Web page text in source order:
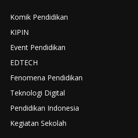
Komik Pendidikan
KIPIN
Event Pendidikan
EDTECH
Fenomena Pendidikan
Teknologi Digital
Pendidikan Indonesia
Kegiatan Sekolah